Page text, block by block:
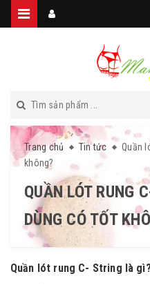
Trang chủ Tin tức
Quần
không?
QUẦN LÓT RUNG
DÙNG CÓ TỐT
Quần lót rung C- String là